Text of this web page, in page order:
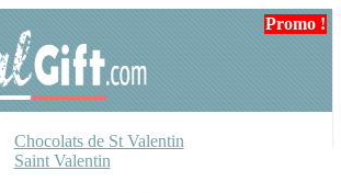
Chocolats de St Valentin
Saint Valentin
Promo !
Promo !